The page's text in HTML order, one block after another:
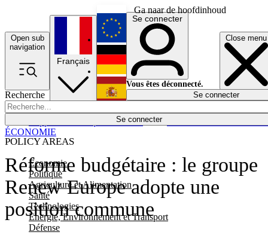
Ga naar de hoofdinhoud
Open sub
navigation
Close menu
Recherche
Se connecter
POLICY AREAS
Economie
Politique
Agriculture et Alimentation
Santé
Technologies
Energie, Environnement et Transport
Défense
Économie
Français
English
Deutsch
Español
Se connecter
Vous êtes déconnecté.
Se connecter
Réforme budgétaire : le groupe
Renew Europe adopte une
position commune
ÉCONOMIE